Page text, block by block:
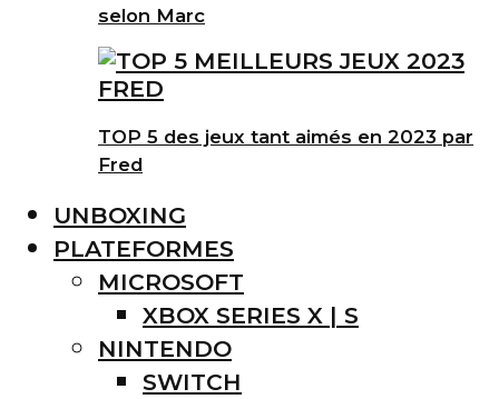
selon Marc
TOP 5 des jeux tant aimés en 2023 par
Fred
UNBOXING
PLATEFORMES
MICROSOFT
XBOX SERIES X | S
NINTENDO
SWITCH